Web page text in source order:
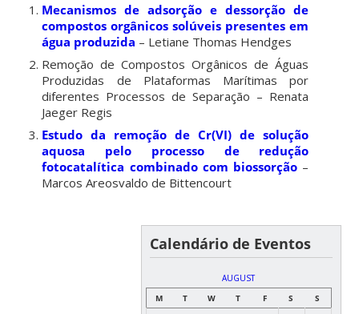
Mecanismos de adsorção e dessorção de
compostos orgânicos solúveis presentes em
água produzida – Letiane Thomas Hendges
Remoção de Compostos Orgânicos de Águas
Produzidas de Plataformas Marítimas por
diferentes Processos de Separação – Renata
Jaeger Regis
Estudo da remoção de Cr(VI) de solução
aquosa pelo processo de redução
fotocatalítica combinado com biossorção –
Marcos Areosvaldo de Bittencourt
Calendário de Eventos
AUGUST
M
T W T F S S